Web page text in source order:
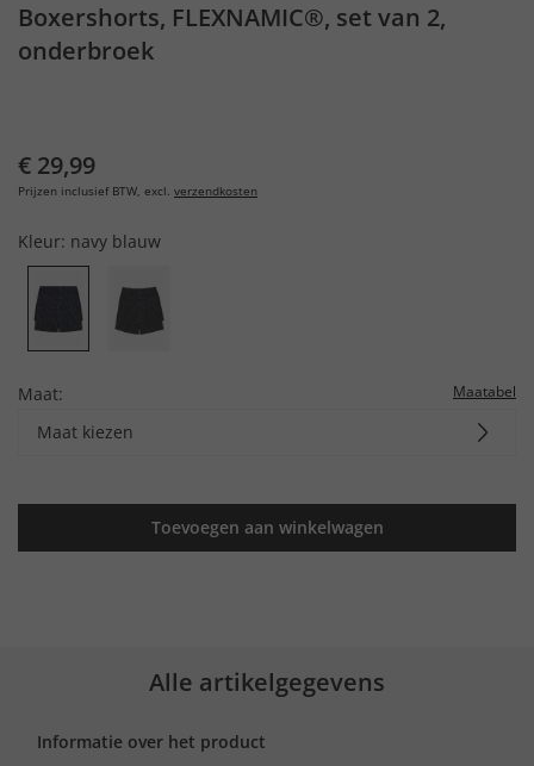
Boxershorts, FLEXNAMIC®, set van 2,
onderbroek
€ 29,99
Prijzen inclusief BTW, excl. verzendkosten
Kleur: navy blauw
Maat: Maatabel
Maat kiezen
Toevoegen aan winkelwagen
Alle artikelgegevens
Informatie over het product